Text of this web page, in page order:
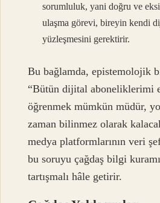
sorumluluk, yani doğru ve
ulaşma görevi, bireyin kendi
yüzleşmesini gerektirir.
Bu bağlamda, epistemolojik
“Bütün dijital aboneliklerimi
öğrenmek mümkün müdür,
zaman bilinmez olarak
medya platformlarının veri
bu soruyu çağdaş bilgi kuramı
tartışmalı hâle getirir.